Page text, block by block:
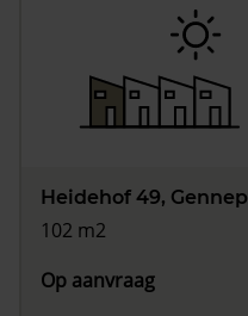
Heidehof 49, Gennep
102 m2
Op aanvraag